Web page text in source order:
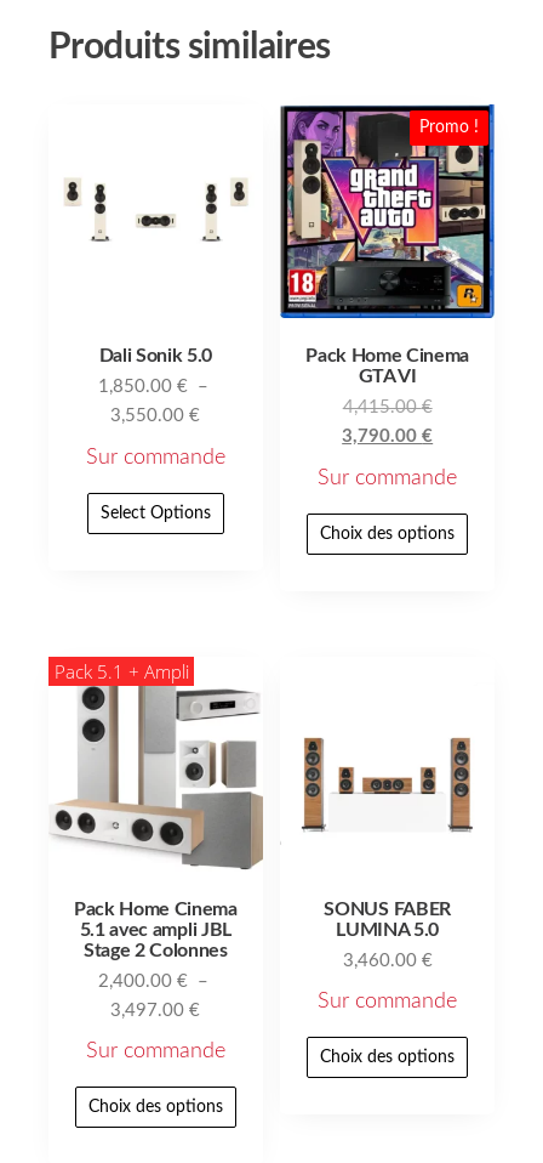
Produits similaires
Dali Sonik 5.0
1,850.00 €
–
3,550.00€
Sur commande
Select Options
Promo !
Pack Home Cinema
GTA VI
4,415.00€
3,790.00€
Sur commande
Choix des options
Pack 5.1 + Ampli
Pack Home Cinema
5.1 avec ampli JBL
Stage 2 Colonnes
2,400.00 €
–
3,497.00€
Sur commande
Choix des options
SONUS FABER
LUMINA 5.0
3,460.00 €
Sur commande
Choix des options